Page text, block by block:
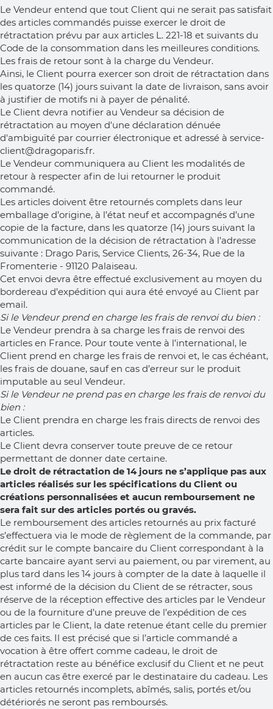
Le Vendeur entend que tout Client qui ne serait pas satisfait
des articles commandés puisse exercer le droit de
rétractation prévu par aux articles L. 221-18 et suivants du
Code de la consommation dans les meilleures conditions.
Les frais de retour sont à la charge du Vendeur.
Ainsi, le Client pourra exercer son droit de rétractation dans
les quatorze (14) jours suivant la date de livraison, sans avoir
à justifier de motifs ni à payer de pénalité.
Le Client devra notifier au Vendeur sa décision de
rétractation au moyen d'une déclaration dénuée
d'ambiguïté par courrier électronique et adressé à service-
client@dragoparis.fr.
Le Vendeur communiquera au Client les modalités de
retour à respecter afin de lui retourner le produit
commandé.
Les articles doivent être retournés complets dans leur
emballage d’origine, à l’état neuf et accompagnés d’une
copie de la facture, dans les quatorze (14) jours suivant la
communication de la décision de rétractation à l’adresse
suivante : Drago Paris, Service Clients, 26-34, Rue de la
Fromenterie - 91120 Palaiseau.
Cet envoi devra être effectué exclusivement au moyen du
bordereau d’expédition qui aura été envoyé au Client par
email.
Si le Vendeur prend en charge les frais de renvoi du bien :
Le Vendeur prendra à sa charge les frais de renvoi des
articles en France. Pour toute vente à l’international, le
Client prend en charge les frais de renvoi et, le cas échéant,
les frais de douane, sauf en cas d’erreur sur le produit
imputable au seul Vendeur.
Si le Vendeur ne prend pas en charge les frais de renvoi du
bien :
Le Client prendra en charge les frais directs de renvoi des
articles.
Le Client devra conserver toute preuve de ce retour
permettant de donner date certaine.
Le droit de rétractation de 14 jours ne s’applique pas aux
articles réalisés sur les spécifications du Client ou
créations personnalisées et aucun remboursement ne
sera fait sur des articles portés ou gravés.
Le remboursement des articles retournés au prix facturé
s’effectuera via le mode de règlement de la commande, par
crédit sur le compte bancaire du Client correspondant à la
carte bancaire ayant servi au paiement, ou par virement, au
plus tard dans les 14 jours à compter de la date à laquelle il
est informé de la décision du Client de se rétracter, sous
réserve de la réception effective des articles par le Vendeur
ou de la fourniture d’une preuve de l’expédition de ces
articles par le Client, la date retenue étant celle du premier
de ces faits. Il est précisé que si l’article commandé a
vocation à être offert comme cadeau, le droit de
rétractation reste au bénéfice exclusif du Client et ne peut
en aucun cas être exercé par le destinataire du cadeau. Les
articles retournés incomplets, abîmés, salis, portés et/ou
détériorés ne seront pas remboursés.